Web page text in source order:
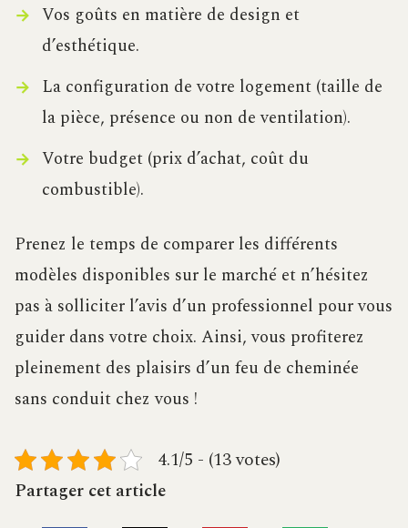
Vos goûts en matière de design et
d’esthétique.
La configuration de votre logement (taille de
la pièce, présence ou non de ventilation).
Votre budget (prix d’achat, coût du
combustible).
Prenez le temps de comparer les différents
modèles disponibles sur le marché et n’hésitez
pas à solliciter l’avis d’un professionnel pour vous
guider dans votre choix. Ainsi, vous profiterez
pleinement des plaisirs d’un feu de cheminée
sans conduit chez vous !
4.1/5 - (13 votes)
Partager cet article